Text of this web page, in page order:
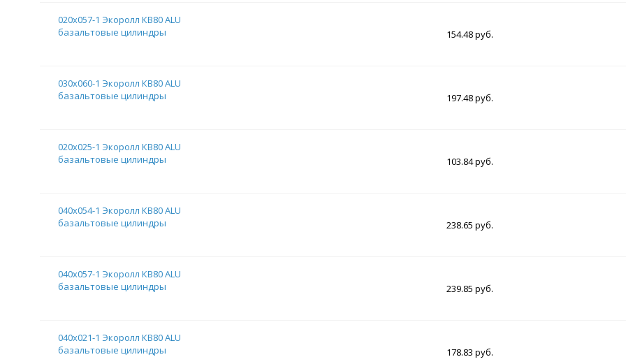
020х057-1 Экоролл КВ80 ALU
базальтовые цилиндры
154.48 руб.
030х060-1 Экоролл КВ80 ALU
базальтовые цилиндры
197.48 руб.
020х025-1 Экоролл КВ80 ALU
базальтовые цилиндры
103.84 руб.
040х054-1 Экоролл КВ80 ALU
базальтовые цилиндры
238.65 руб.
040х057-1 Экоролл КВ80 ALU
базальтовые цилиндры
239.85 руб.
040х021-1 Экоролл КВ80 ALU
базальтовые цилиндры
178.83 руб.